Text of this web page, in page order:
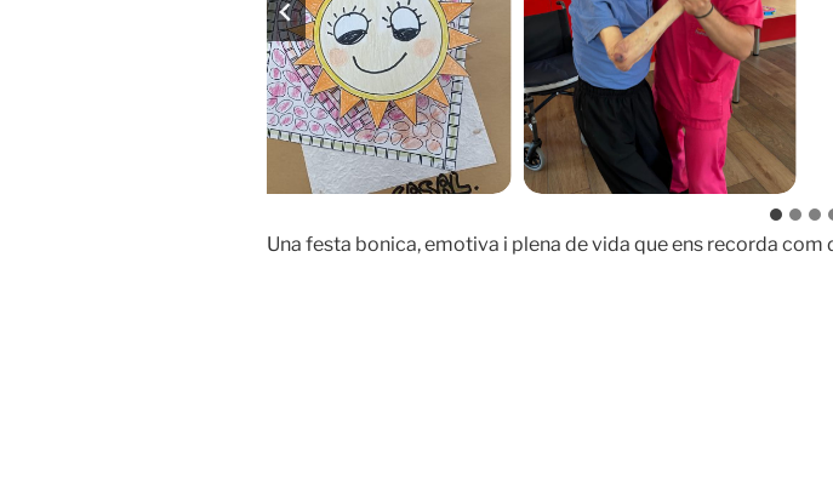
Una festa bonica, emotiva i plena de vida que ens recorda com